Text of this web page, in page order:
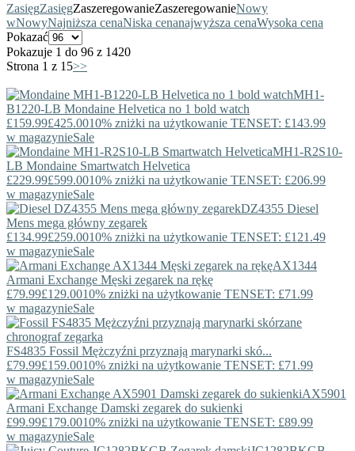
ZasięgZasięgZaszeregowanieZaszeregowanieNowy
wNowyNajniższa cenaNiska cenanajwyższa cenaWysoka cena
Pokazać
Pokazuje 1 do 96 z 1420
Strona 1 z 15>>
MH1-
B1220-LB Mondaine Helvetica no 1 bold watch
£159.99£425.0010% zniżki na użytkowanie TENSET: £143.99
w magazynieSale
MH1-R2S10-
LB Mondaine Smartwatch Helvetica
£229.99£599.0010% zniżki na użytkowanie TENSET: £206.99
w magazynieSale
DZ4355 Diesel
Mens mega główny zegarek
£134.99£259.0010% zniżki na użytkowanie TENSET: £121.49
w magazynieSale
AX1344
Armani Exchange Męski zegarek na rękę
£79.99£129.0010% zniżki na użytkowanie TENSET: £71.99
w magazynieSale
FS4835 Fossil Mężczyźni przyznają marynarki skó...
£79.99£159.0010% zniżki na użytkowanie TENSET: £71.99
w magazynieSale
AX5901
Armani Exchange Damski zegarek do sukienki
£99.99£179.0010% zniżki na użytkowanie TENSET: £89.99
w magazynieSale